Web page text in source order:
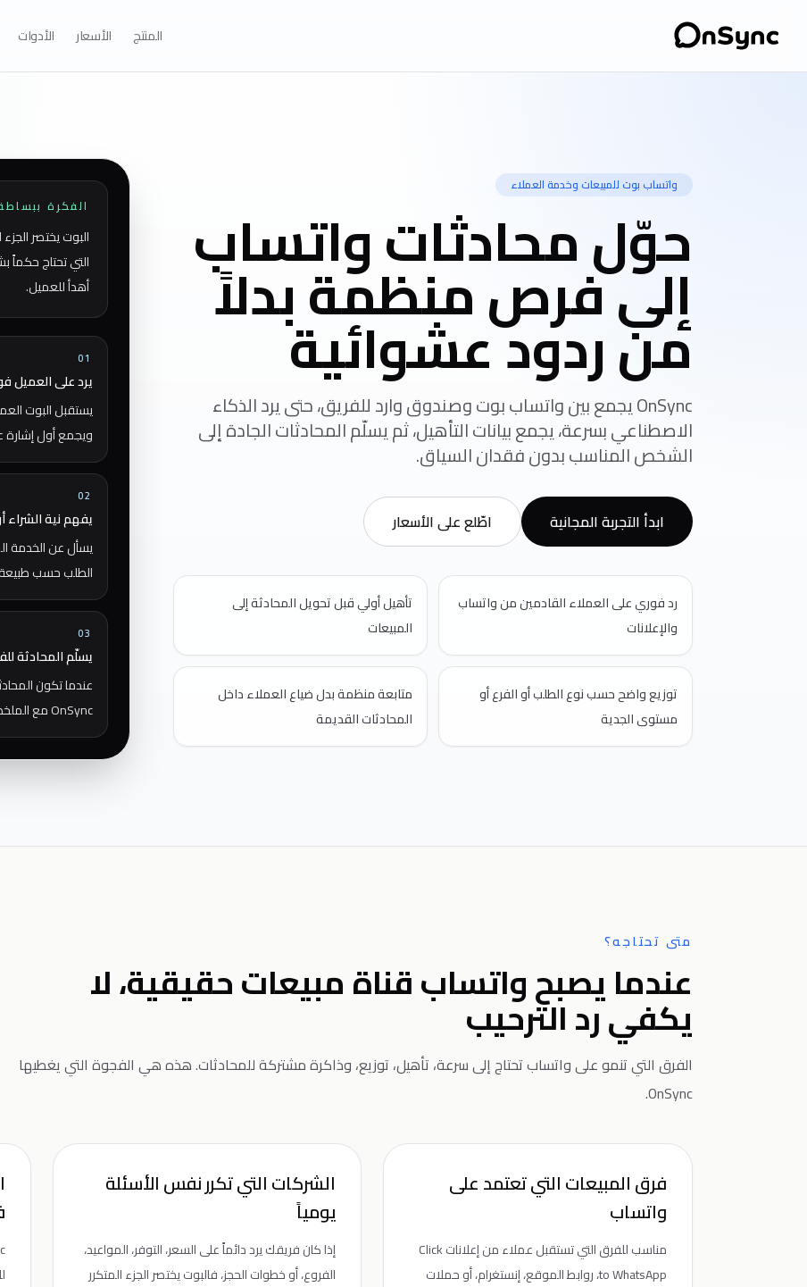
المنتج الأسعار الأدوات
واتساب بوت للمبيعات وخدمة العملاء
حوّل محادثات واتساب
إلى فرص منظمة بدلاً
من ردود عشوائية
OnSync يجمع بين واتساب بوت وصندوق وارد للفريق، حتى يرد الذكاء
الاصطناعي بسرعة، يجمع بيانات التأهيل، ثم يسلّم المحادثات الجادة إلى
الشخص المناسب بدون فقدان السياق.
ابدأ التجربة المجانية اطّلع على الأسعار
رد فوري على العملاء القادمين من واتساب
والإعلانات
تأهيل أولي قبل تحويل المحادثة إلى
المبيعات
توزيع واضح حسب نوع الطلب أو الفرع أو
مستوى الجدية
متابعة منظمة بدل ضياع العملاء داخل
المحادثات القديمة
الفكرة
البوت يختصر
التي تحتاج حكماً
أهدأ للعميل.
01
يرد على العميل
يستقبل البوت
ويجمع أول إشارة
02
يفهم نية الشراء
يسأل عن الخدمة
الطلب حسب
03
يسلّم المحادثة
عندما تكون
OnSync مع الملخص، التاريخ، الملاحظات، والخطوة التالية.
متى تحتاجه؟
عندما يصبح واتساب قناة مبيعات حقيقية، لا
يكفي رد الترحيب
الفرق التي تنمو على واتساب تحتاج إلى سرعة، تأهيل، توزيع، وذاكرة مشتركة للمحادثات. هذه هي الفجوة التي يغطيها
OnSync.
فرق المبيعات التي تعتمد على
واتساب
مناسب للفرق التي تستقبل عملاء من إعلانات Click
to WhatsApp، روابط الموقع، إنستغرام، أو حملات
الشركات التي تكرر نفس الأسئلة
يومياً
إذا كان فريقك يرد دائماً على السعر، التوفر، المواعيد،
الفروع، أو خطوات الحجز، فالبوت يختصر الجزء المتكرر